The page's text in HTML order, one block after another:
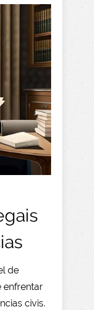
de
enfrentar
civis.